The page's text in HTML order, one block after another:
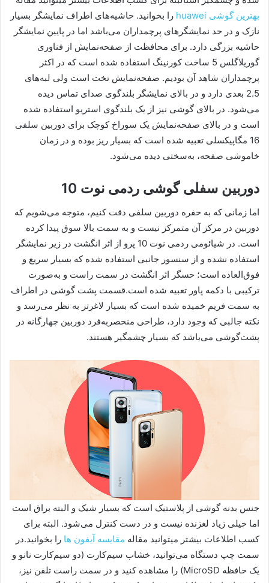
بهترین گوشی huawei
را بخوانید. حاشیه‌های اطراف نمایشگر بسیار
نازک و در حد نمایشگرهای پرچمداران می‌باشد اما در پایین نمایشگر
حاشیه بزرگی دارد. برای محافظت از صفحه‌نمایش از فناوری
گوریلاگلس 5 ساخت کورنینگ استفاده شده است که در اکثر
پرچمداران شاهد آن بودیم. صفحه‌نمایش تخت است ولی لبه‌های
2.5 بعدی دارد و در بالای نمایشگر بلندگوی صدای تماس دیده
می‌شود. در بالای گوشی نیز از یک بلندگوی استریو استفاده شده
است و در بالای صفحه‌نمایش یک سوراخ کوچک برای دوربین سلفی
16 مگاپیکسلی تعبیه شده است که بسیار ریز بوده و در زمان
خاموشی صفحه، به‌سختی دیده می‌شود.
دوربین سفلی گوشی ردمی نوت 10
اما زمانی که به حفره دوربین سلفی دقت کنیم، متوجه می‌شویم که
دوربین در مرکز آن متمرکز نیست و به سمت بالا سوق پیدا کرده
است. در شیائومی ردمی نوت 10 پرو از اثر انگشت در زیر نمایشگر
استفاده نشده و از سنسور جانبی استفاده شده که بسیار سریع و
فوق‌العاده است؛ حسگر اثر انگشت در سمت راست و به‌صورت
ترکیبی با دکمه پاور تعبیه شده است.قسمت پشت گوشی در اطراف
به سمت فریم خمیده شده است که بسیار لاغرتر به نظر می‌رسد و
نکته جالبی که وجود دارد، طراحی منحصر‌به‌فرد دوربین چهارگانه در
پشت‌گوشی می‌باشد که بسیار چشمگیر هستند.
جنس بدنه گوشی از پلاستیک است که بسیار شیک و البته براق است
اما خیلی زیاد لغزنده نیست و در دست کنترل می‌شود. البته برای
کسب اطلاعات بیشتر میتوانید مقاله مقایسه آیفون ها را بخوانید.در
سمت چپ دستگاه می‌توانید، خشاب سیم‌کارت (دو سیم‌کارت نانو و
یک حافظه MicroSD) را مشاهده کنید و در سمت راست تلفن نیز،